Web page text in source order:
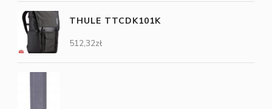
THULE TTCDK101K
512,32zł